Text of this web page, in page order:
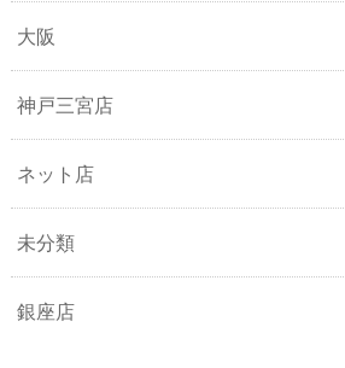
大阪
神戸三宮店
ネット店
未分類
銀座店